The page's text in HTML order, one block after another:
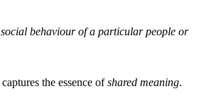
behaviour of a particular people or
the essence ofshared meaning.